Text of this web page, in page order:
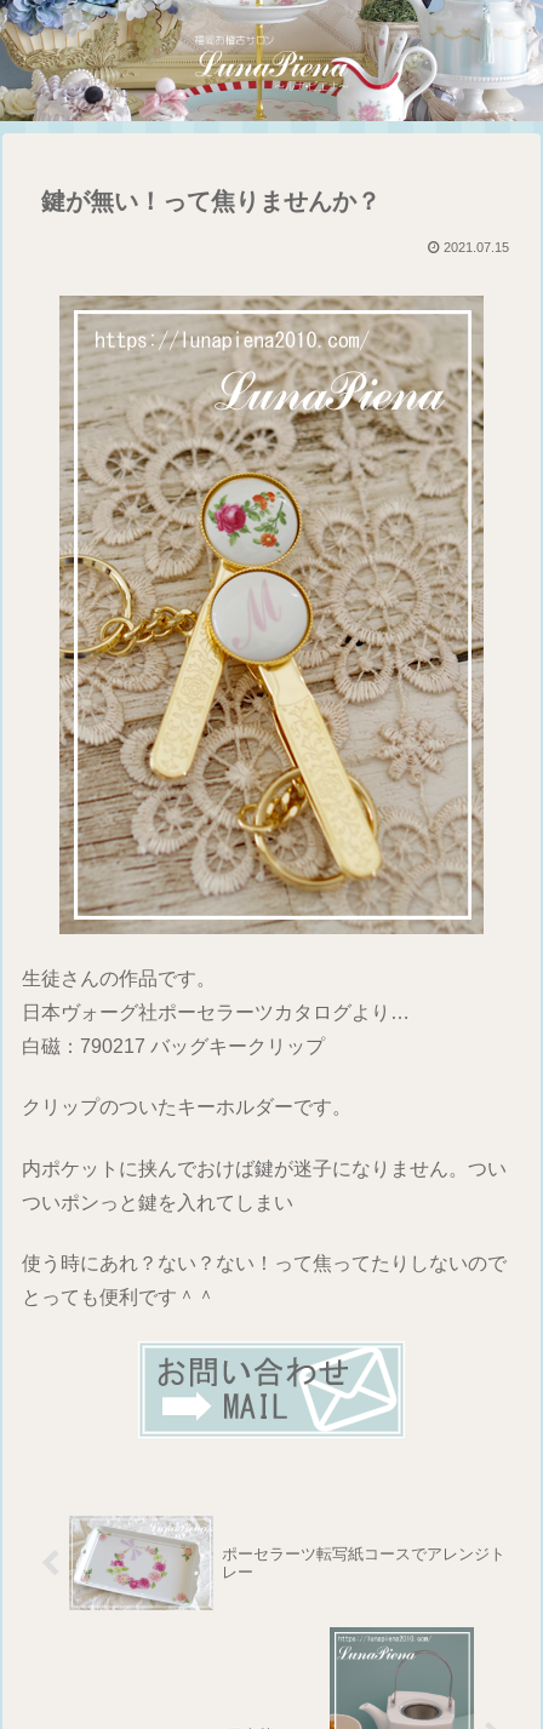
鍵が無い！って焦りませんか？
2021.07.15
生徒さんの作品です。
日本ヴォーグ社ポーセラーツカタログより…
白磁：790217 バッグキークリップ
クリップのついたキーホルダーです。
内ポケットに挟んでおけば鍵が迷子になりません。つい
ついポンっと鍵を入れてしまい
使う時にあれ？ない？ない！って焦ってたりしないので
とっても便利です＾＾
ポーセラーツ転写紙コースでアレンジト
レー